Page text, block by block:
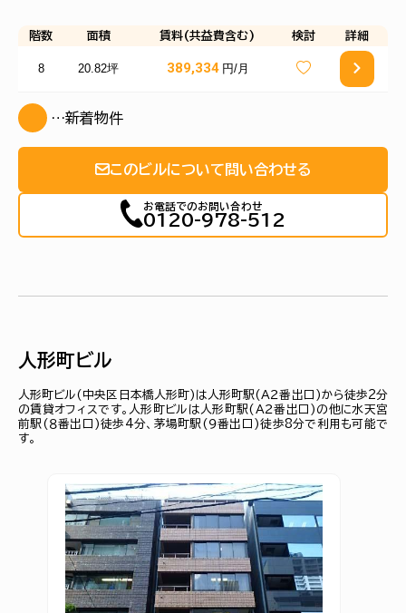
階数 面積 賃料(共益費含む) 検討 詳細
8 20.82坪 389,334 円/月
…新着物件
このビルについて問い合わせる
お電話でのお問い合わせ
0120-978-512
人形町ビル
人形町ビル(中央区日本橋人形町)は人形町駅(Ａ２番出口)から徒歩2分
の賃貸オフィスです。人形町ビルは人形町駅(Ａ２番出口)の他に水天宮
前駅(８番出口)徒歩4分、茅場町駅(９番出口)徒歩8分で利用も可能で
す。